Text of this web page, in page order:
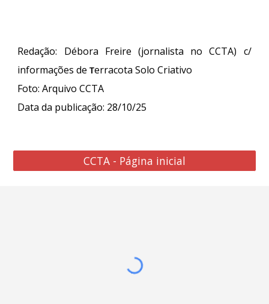
Redação: Débora Freire (jornalista no CCTA) c/
informações deTerracota Solo Criativo
Foto:Arquivo CCTA
Data da publicação: 28/10/25
CCTA - Página inicial